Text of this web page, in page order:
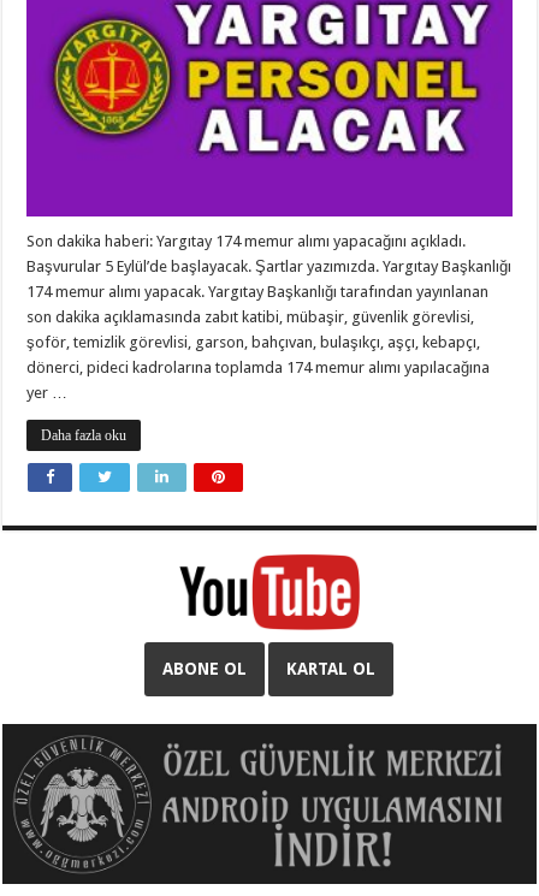
Son dakika haberi: Yargıtay 174 memur alımı yapacağını açıkladı.
Başvurular 5 Eylül’de başlayacak. Şartlar yazımızda. Yargıtay Başkanlığı
174 memur alımı yapacak. Yargıtay Başkanlığı tarafından yayınlanan
son dakika açıklamasında zabıt katibi, mübaşir, güvenlik görevlisi,
şoför, temizlik görevlisi, garson, bahçıvan, bulaşıkçı, aşçı, kebapçı,
dönerci, pideci kadrolarına toplamda 174 memur alımı yapılacağına
yer …
Daha fazla oku
ABONE OL KARTAL OL